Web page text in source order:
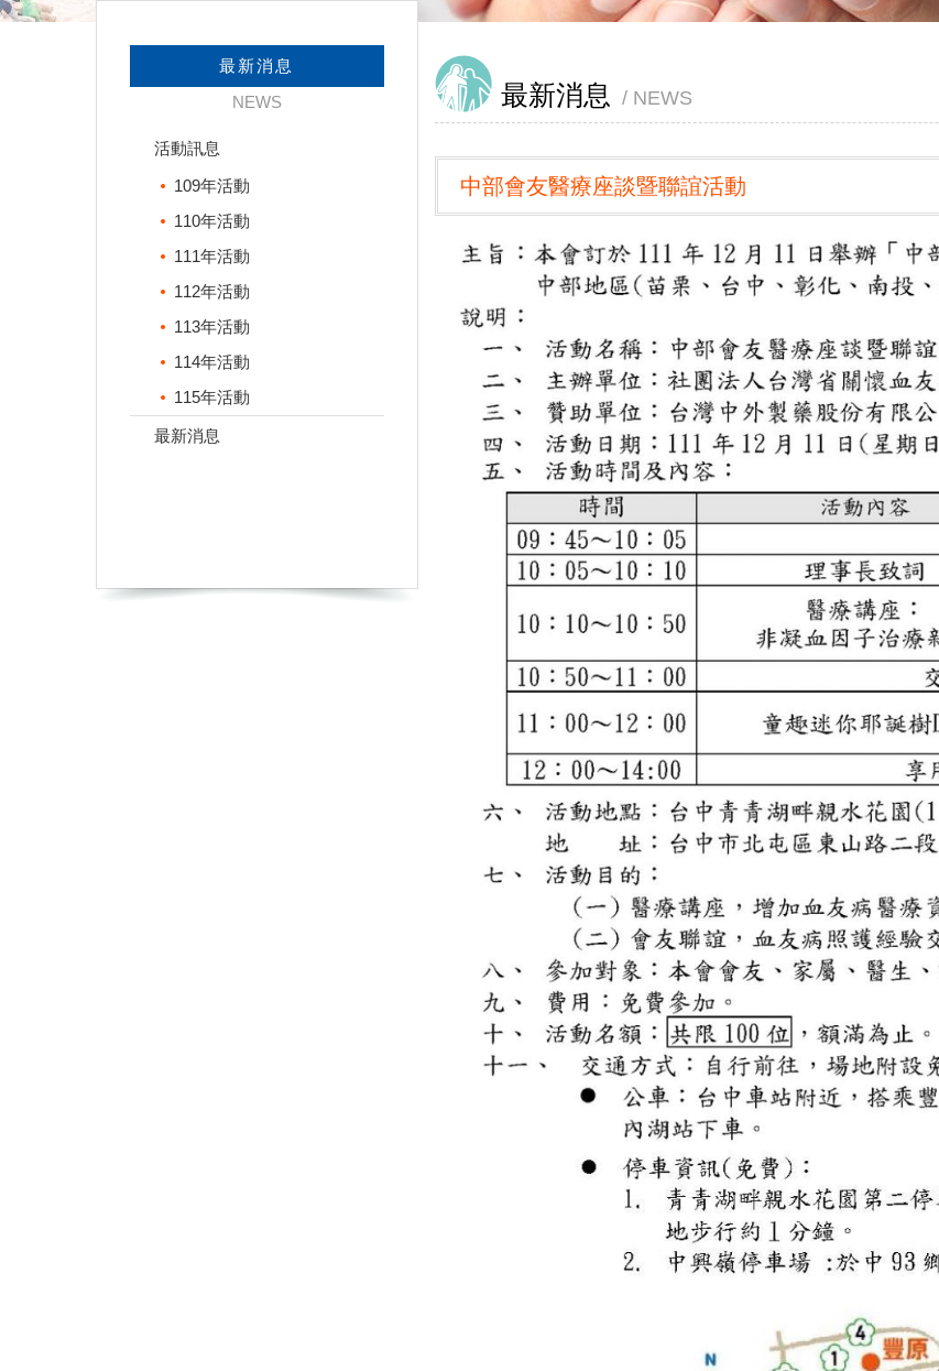
最新消息
NEWS
活動訊息
109年活動
110年活動
111年活動
112年活動
113年活動
114年活動
115年活動
最新消息
最新消息 NEWS
中部會友醫療座談暨聯誼活動